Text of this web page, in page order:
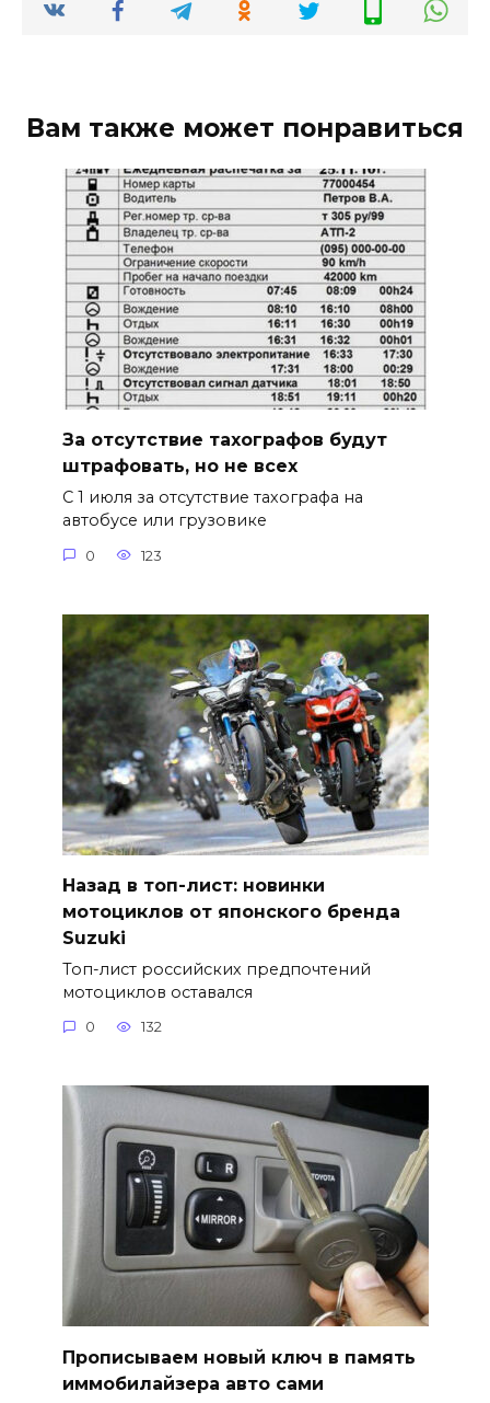
Вам также может понравиться
За отсутствие тахографов будут
штрафовать, но не всех
С 1 июля за отсутствие тахографа на
автобусе или грузовике
0 123
Назад в топ-лист: новинки
мотоциклов от японского бренда
Suzuki
Топ-лист российских предпочтений
мотоциклов оставался
0 132
Прописываем новый ключ в память
иммобилайзера авто сами